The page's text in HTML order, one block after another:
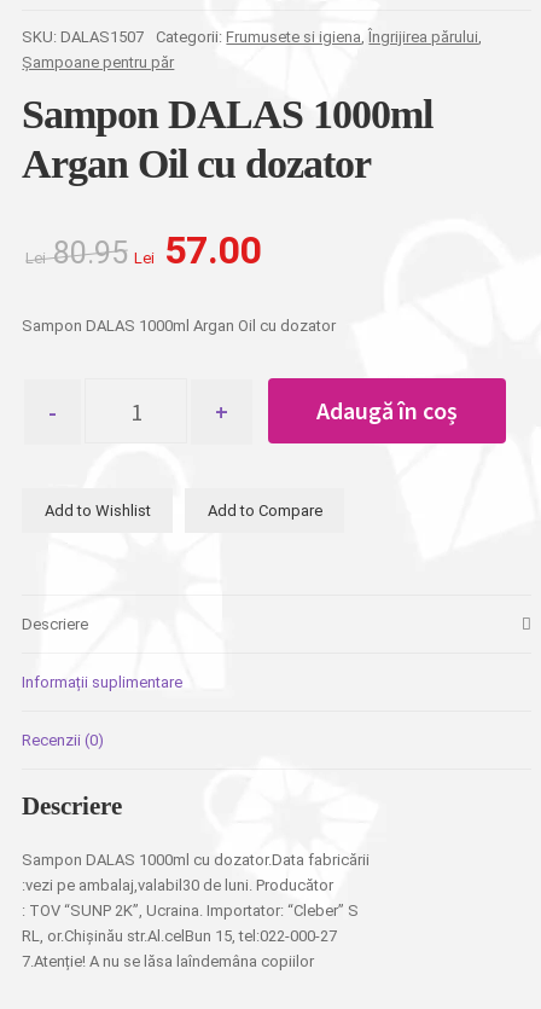
SKU: DALAS1507 Categorii:Frumusete si igiena,Îngrijirea părului,
Șampoane pentru păr
Sampon DALAS 1000ml
Argan Oil cu dozator
Lei80.95 inițial
Lei 80.95.
Lei 57.00
Sampon DALAS 1000ml Argan Oil cu dozator
Sampon
Adaugă în coș
Add to Wishlist Add to Compare
Descriere
Informații suplimentare
Recenzii (0)
Descriere
Sampon DALAS 1000ml cu dozator.Data fabricării
:vezi pe ambalaj,valabil30 de luni. Producător
: TOV “SUNP 2K”, Ucraina. Importator: “Cleber” S
RL, or.Chișinău str.Al.celBun 15, tel:022-000-27
7.Atenție! A nu se lăsa laîndemâna copiilor